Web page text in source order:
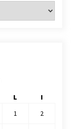
L
I
1
2